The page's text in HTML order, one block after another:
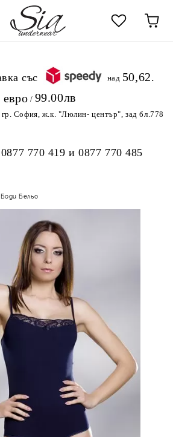
.Безплатна доставка със
над 50,62
евро / 99.00лв
гр. София, ж.к. "Люлин- център", зад бл.778
0877 770 419 и0877 770 485
Боди Бельо